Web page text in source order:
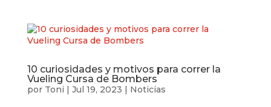
10 curiosidades y motivos para correr la
Vueling Cursa de Bombers
por Toni | Jul 19, 2023 | Noticias